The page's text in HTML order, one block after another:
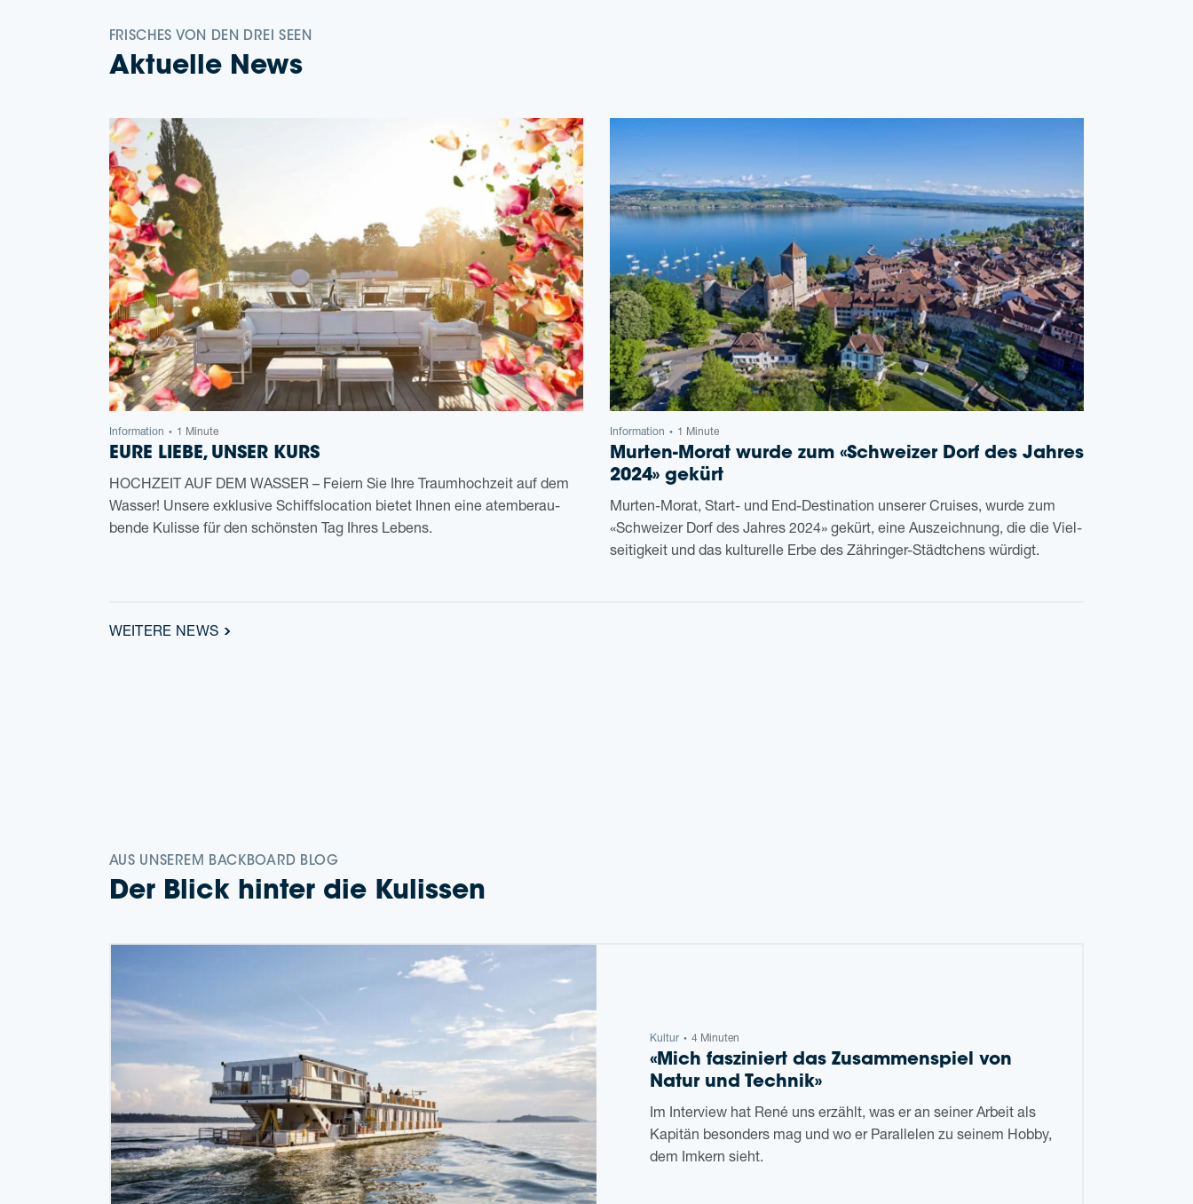
FRISCHES VON DEN DREI SEEN
Aktu­el­le News
Infor­ma­ti­on • 1 Minute
EURE LIEBE, UNSER KURS
HOCHZEIT AUF DEM WASSER – Fei­ern Sie Ihre Traum­hoch­zeit auf dem
Was­ser! Unse­re exklu­si­ve Schiffs­lo­ca­ti­on bie­tet Ihnen eine atem­be­rau­
ben­de Kulis­se für den schöns­ten Tag Ihres Lebens.
Infor­ma­ti­on • 1 Minute
Mur­­ten-Morat wurde zum «Schwei­zer Dorf des Jah­res
2024» gekürt
Mur­ten-Morat, Start- und End-Desti­na­ti­on unse­rer Crui­ses, wurde zum
«Schwei­zer Dorf des Jah­res 2024» gekürt, eine Aus­zeich­nung, die die Viel­
sei­tig­keit und das kul­tu­rel­le Erbe des Zäh­rin­ger-Städt­chens würdigt.
WEI­TE­RE NEWS
AUS UNSE­REM BACKBOARD BLOG
Der Blick hin­ter die Kulissen
Kul­tur • 4 Minuten
«Mich fas­zi­niert das Zusam­men­spiel von
Natur und Technik»
Im Inter­view hat René uns erzählt, was er an sei­ner Arbeit als
Kapi­tän beson­ders mag und wo er Par­al­le­len zu sei­nem Hobby,
dem Imkern sieht.